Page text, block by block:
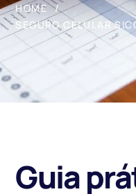
HOME
SEGURO CELULAR
Guia